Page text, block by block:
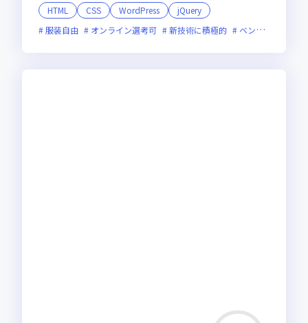
HTML
CSS WordPress
jQuery
服装自由
オンライン選考可 新技術に積極的 ベンチャー企業